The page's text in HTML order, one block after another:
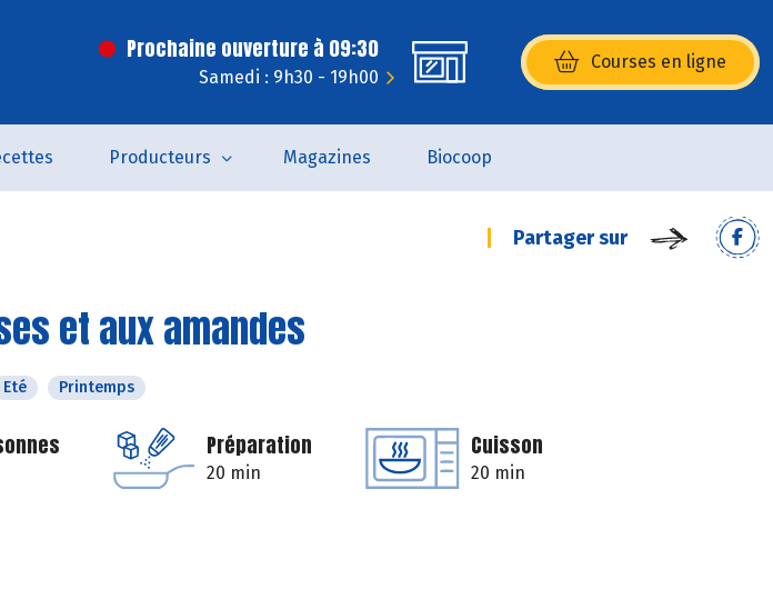
Prochaine ouverture à 09:30
Samedi : 9h30 - 19h00
Courses en ligne
(s’ouvre dans une nouvelle
Producteurs Magazines Biocoop
Partager sur
et aux amandes
Eté Printemps
Préparation
20 min
Cuisson
20 min